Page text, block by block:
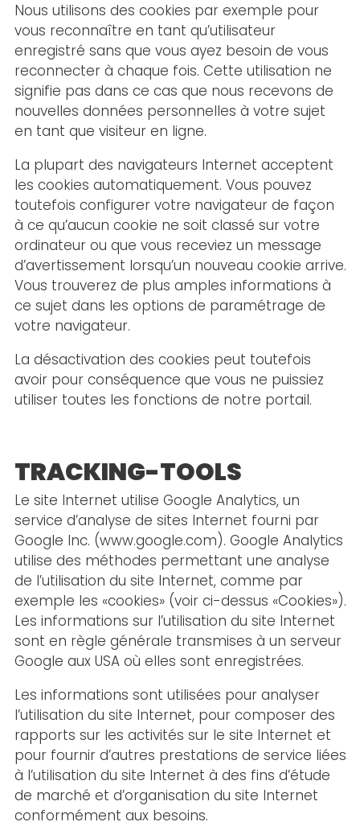
Nous utilisons des cookies par exemple pour
vous reconnaître en tant qu’utilisateur
enregistré sans que vous ayez besoin de vous
reconnecter à chaque fois. Cette utilisation ne
signifie pas dans ce cas que nous recevons de
nouvelles données personnelles à votre sujet
en tant que visiteur en ligne.
La plupart des navigateurs Internet acceptent
les cookies automatiquement. Vous pouvez
toutefois configurer votre navigateur de façon
à ce qu’aucun cookie ne soit classé sur votre
ordinateur ou que vous receviez un message
d’avertissement lorsqu’un nouveau cookie arrive.
Vous trouverez de plus amples informations à
ce sujet dans les options de paramétrage de
votre navigateur.
La désactivation des cookies peut toutefois
avoir pour conséquence que vous ne puissiez
utiliser toutes les fonctions de notre portail.
TRACKING-TOOLS
Le site Internet utilise Google Analytics, un
service d’analyse de sites Internet fourni par
Google Inc. (www.google.com). Google Analytics
utilise des méthodes permettant une analyse
de l’utilisation du site Internet, comme par
exemple les «cookies» (voir ci-dessus «Cookies»).
Les informations sur l’utilisation du site Internet
sont en règle générale transmises à un serveur
Google aux USA où elles sont enregistrées.
Les informations sont utilisées pour analyser
l’utilisation du site Internet, pour composer des
rapports sur les activités sur le site Internet et
pour fournir d’autres prestations de service liées
à l’utilisation du site Internet à des fins d’étude
de marché et d’organisation du site Internet
conformément aux besoins.